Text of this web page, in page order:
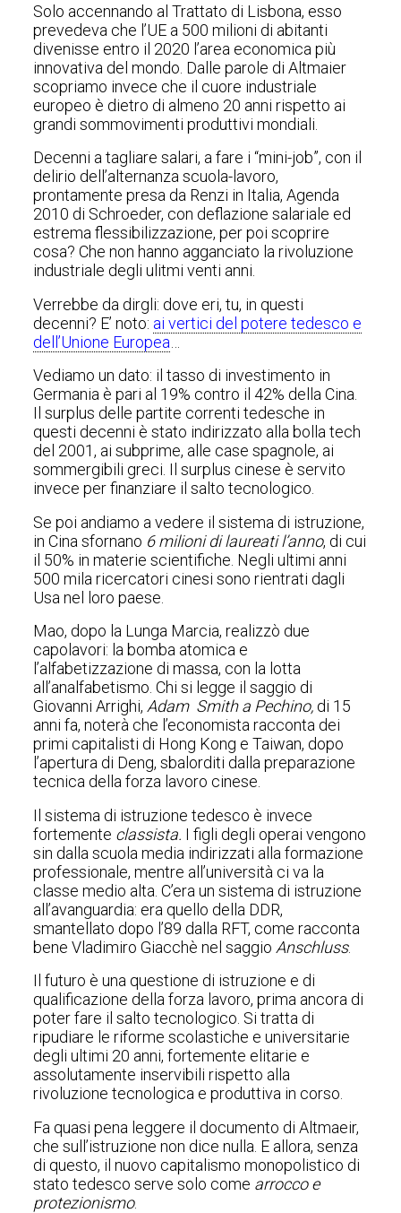
Solo accennando al Trattato di Lisbona, esso
prevedeva che l’UE a 500 milioni di abitanti
divenisse entro il 2020 l’area economica più
innovativa del mondo. Dalle parole di Altmaier
scopriamo invece che il cuore industriale
europeo è dietro di almeno 20 anni rispetto ai
grandi sommovimenti produttivi mondiali.
Decenni a tagliare salari, a fare i “mini-job”, con il
delirio dell’alternanza scuola-lavoro,
prontamente presa da Renzi in Italia, Agenda
2010 di Schroeder, con deflazione salariale ed
estrema flessibilizzazione, per poi scoprire
cosa? Che non hanno agganciato la rivoluzione
industriale degli ulitmi venti anni.
Verrebbe da dirgli: dove eri, tu, in questi
decenni? E’ noto: ai vertici del potere tedesco e
dell’Unione Europea
Vediamo un dato: il tasso di investimento in
Germania è pari al 19% contro il 42% della Cina.
Il surplus delle partite correnti tedesche in
questi decenni è stato indirizzato alla bolla tech
del 2001, ai subprime, alle case spagnole, ai
sommergibili greci. Il surplus cinese è servito
invece per finanziare il salto tecnologico.
Se poi andiamo a vedere il sistema di istruzione,
in Cina sfornano 6 milioni di laureati l’anno, di cui
il 50% in materie scientifiche. Negli ultimi anni
500 mila ricercatori cinesi sono rientrati dagli
Usa nel loro paese.
Mao, dopo la Lunga Marcia, realizzò due
capolavori: la bomba atomica e
l’alfabetizzazione di massa, con la lotta
all’analfabetismo. Chi si legge il saggio di
Giovanni Arrighi, Adam Smith a Pechino, di 15
anni fa, noterà che l’economista racconta dei
primi capitalisti di Hong Kong e Taiwan, dopo
l’apertura di Deng, sbalorditi dalla preparazione
tecnica della forza lavoro cinese.
Il sistema di istruzione tedesco è invece
fortemente classista. I figli degli operai vengono
sin dalla scuola media indirizzati alla formazione
professionale, mentre all’università ci va la
classe medio alta. C’era un sistema di istruzione
all’avanguardia: era quello della DDR,
smantellato dopo l’89 dalla RFT, come racconta
bene Vladimiro Giacchè nel saggio Anschluss.
Il futuro è una questione di istruzione e di
qualificazione della forza lavoro, prima ancora di
poter fare il salto tecnologico. Si tratta di
ripudiare le riforme scolastiche e universitarie
degli ultimi 20 anni, fortemente elitarie e
assolutamente inservibili rispetto alla
rivoluzione tecnologica e produttiva in corso.
Fa quasi pena leggere il documento di Altmaeir,
che sull’istruzione non dice nulla. E allora, senza
di questo, il nuovo capitalismo monopolistico di
stato tedesco serve solo come arrocco e
protezionismo.